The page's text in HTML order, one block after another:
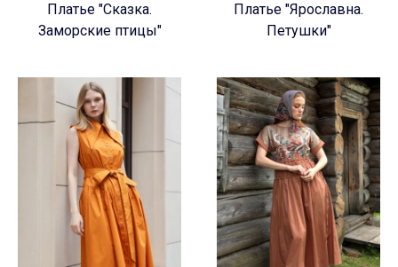
Платье "Сказка.
Заморские птицы"
Платье "Ярославна.
Петушки"